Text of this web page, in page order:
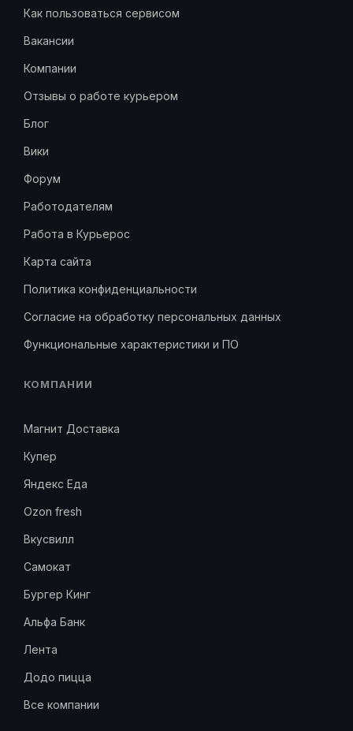
Как пользоваться сервисом
Вакансии
Компании
Отзывы о работе курьером
Блог
Вики
Форум
Работодателям
Работа в Курьерос
Карта сайта
Политика конфиденциальности
Согласие на обработку персональных данных
Функциональные характеристики и ПО
КОМПАНИИ
Магнит Доставка
Купер
Яндекс Еда
Ozon fresh
Вкусвилл
Самокат
Бургер Кинг
Альфа Банк
Лента
Додо пицца
Все компании